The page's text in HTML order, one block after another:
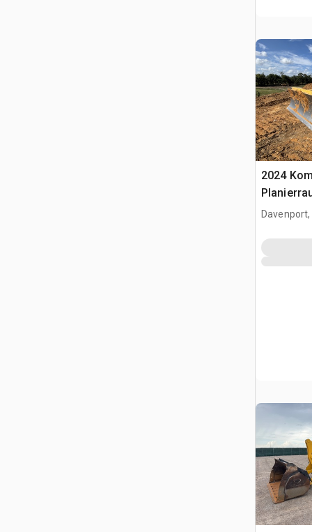
2024
Davenport,